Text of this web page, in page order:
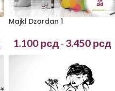
Majkl Dzordan 1
1.100 рсд – 3.450 рсд